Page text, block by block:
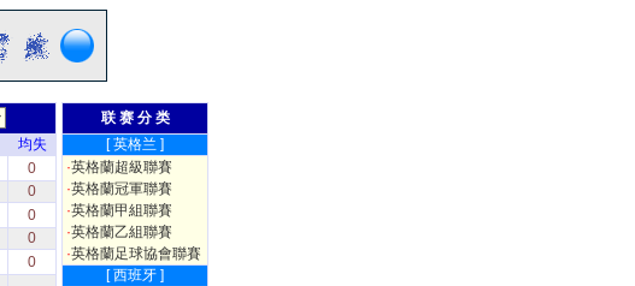
均失
0
0
0
0
0
联 赛 分 类
[ 英格兰 ]
·英格蘭超級聯賽
·英格蘭冠軍聯賽
·英格蘭甲組聯賽
·英格蘭乙組聯賽
·英格蘭足球協會聯賽
[ 西班牙 ]